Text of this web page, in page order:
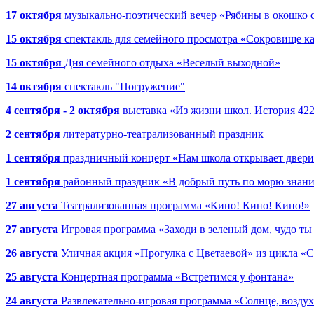
17 октября музыкально-поэтический вечер «Рябины в окошко
15 октября спектакль для семейного просмотра «Сокровище
15 октября Дня семейного отдыха «Веселый выходной»
14 октября спектакль "Погружение"
4 сентября - 2 октября выставка «Из жизни школ. История
2 сентября литературно-театрализованный праздник
1 сентября праздничный концерт «Нам школа открывает
1 сентября районный праздник «В добрый путь по морю
27 августа Театрализованная программа «Кино! Кино! Кино!»
27 августа Игровая программа «Заходи в зеленый дом, чудо
26 августа Уличная акция «Прогулка с Цветаевой» из цикла
25 августа Концертная программа «Встретимся у фонтана»
24 августа Развлекательно-игровая программа «Солнце,